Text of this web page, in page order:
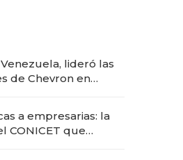
lideró las
de Chevron en
a empresarias: la
CONICET que